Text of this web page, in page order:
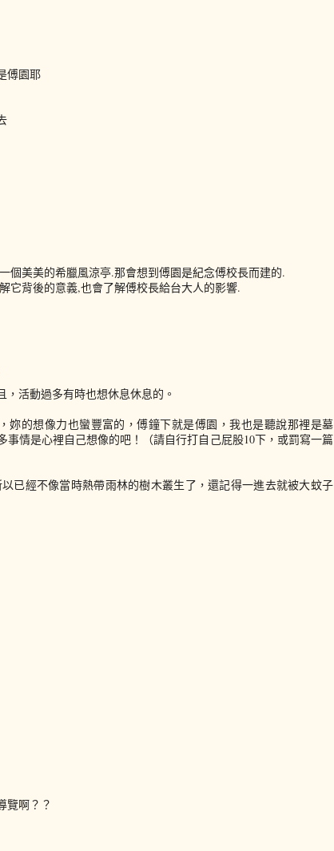
傅園耶
個美美的希臘風涼亭.那會想到傅園是紀念傅校長而建的.
它背後的意義,也會了解傅校長給台大人的影響.
活動過多有時也想休息休息的。
妳的想像力也蠻豐富的，傅鐘下就是傅園，我也是聽說那裡是墓
事情是心裡自己想像的吧！（請自行打自己屁股10下，或罰寫一篇
已經不像當時熱帶雨林的樹木叢生了，還記得一進去就被大蚊子
覽啊？？